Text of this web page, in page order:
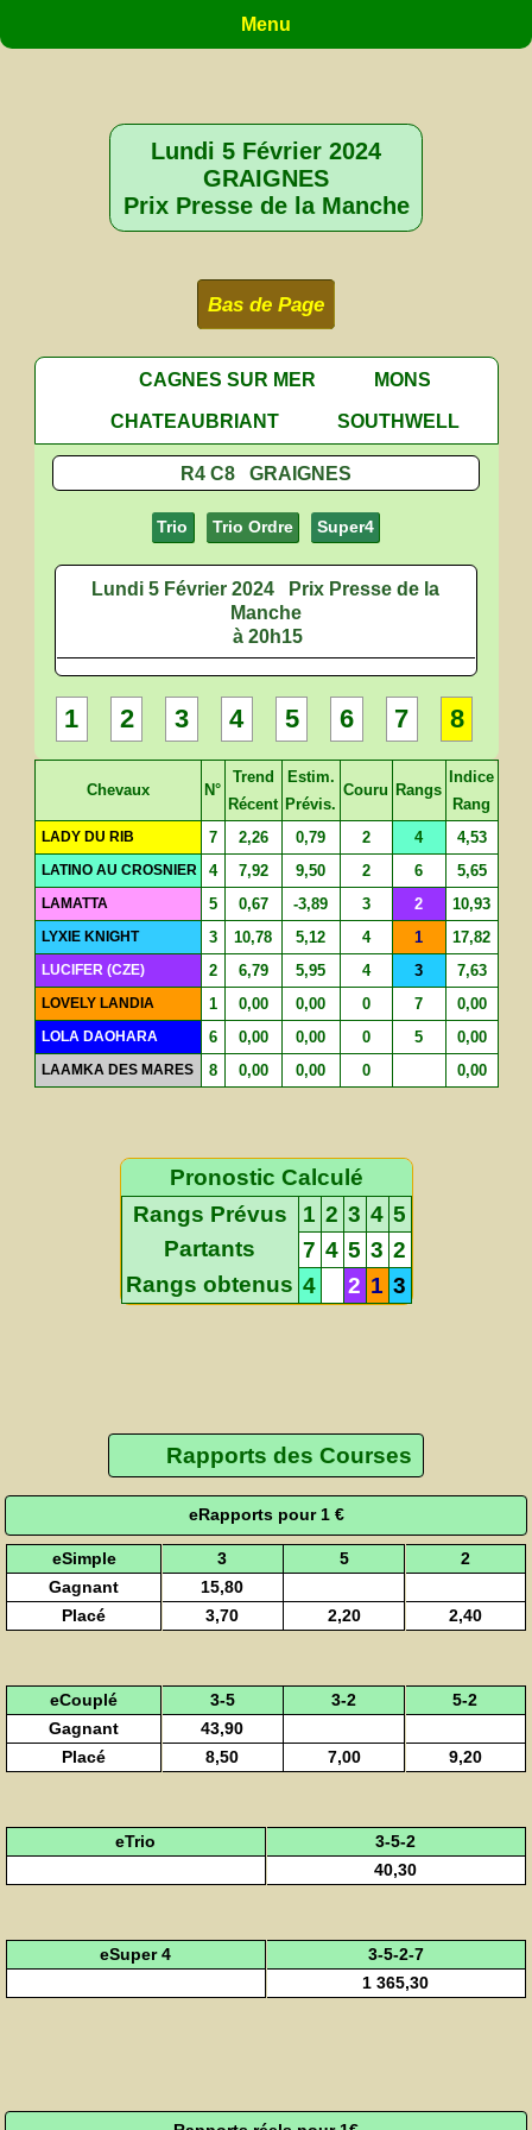
Menu
Lundi 5 Février 2024
GRAIGNES
Prix Presse de la Manche
Bas de Page
CAGNES SUR MER
MONS
CHATEAUBRIANT
SOUTHWELL
R4 C8 GRAIGNES
Trio Trio Ordre Super4
Lundi 5 Février 2024
Prix Presse de la
Manche
à 20h15
1 2 3 4 5 6 7 8
Chevaux N°
Trend
Récent
Estim.
Prévis.
Couru Rangs
Indice
Rang
LADY DU RIB 7 2,26 0,79 2 4 4,53
LATINO AU CROSNIER 4 7,92 9,50 2 6 5,65
LAMATTA 5 0,67 -3,89 3 2 10,93
LYXIE KNIGHT 3 10,78 5,12 4 1 17,82
LUCIFER (CZE) 2 6,79 5,95 4 3 7,63
LOVELY LANDIA 1 0,00 0,00 0 7 0,00
LOLA DAOHARA 6 0,00 0,00 0 5 0,00
LAAMKA DES MARES 8 0,00 0,00 0 0,00
Pronostic Calculé
Rangs Prévus
1 2 3 4 5
Partants
7 4 5 3 2
Rangs obtenus 4 2 1 3
Rapports des Courses
eRapports pour 1 €
eSimple 3 5
2
Gagnant
15,80
Placé
3,70 2,20 2,40
eCouplé 3-5 3-2
5-2
Gagnant
43,90
Placé
8,50 7,00 9,20
eTrio
3-5-2
40,30
eSuper 4
3-5-2-7
1 365,30